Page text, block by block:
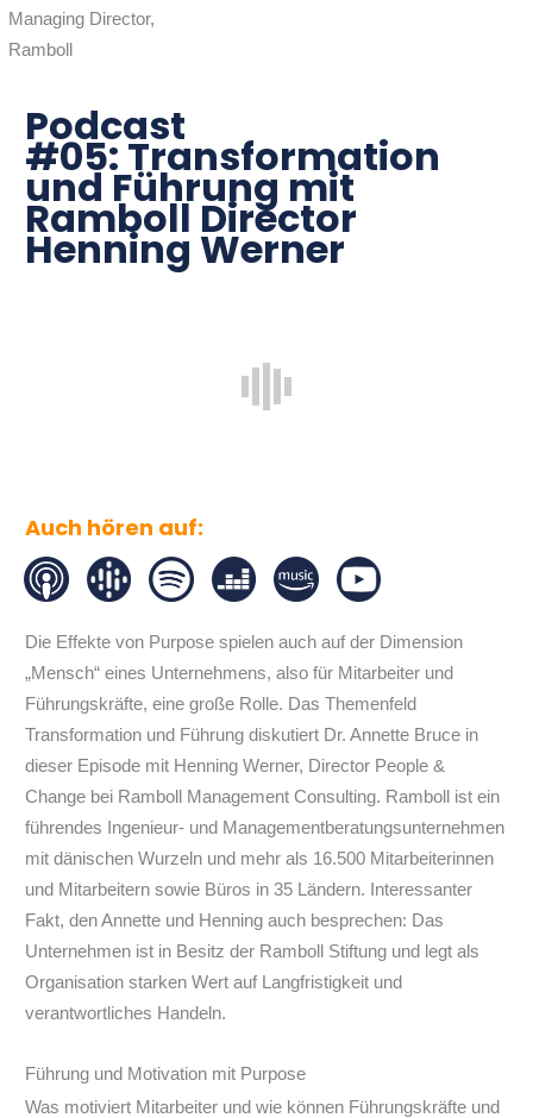
Managing Director,
Ramboll
Podcast
#05:Transformation
und Führung mit
Ramboll Director
Henning Werner
Auch hören auf:
Die Effekte von Purpose spielen auch auf der Dimension
„Mensch“ eines Unternehmens, also für Mitarbeiter und
Führungskräfte, eine große Rolle. Das Themenfeld
Transformation und Führung diskutiert Dr. Annette Bruce in
dieser Episode mit Henning Werner, Director People &
Change bei Ramboll Management Consulting. Ramboll ist ein
führendes Ingenieur- und Managementberatungsunternehmen
mit dänischen Wurzeln und mehr als 16.500 Mitarbeiterinnen
und Mitarbeitern sowie Büros in 35 Ländern. Interessanter
Fakt, den Annette und Henning auch besprechen: Das
Unternehmen ist in Besitz der Ramboll Stiftung und legt als
Organisation starken Wert auf Langfristigkeit und
verantwortliches Handeln.
Führung und Motivation mit Purpose
Was motiviert Mitarbeiter und wie können Führungskräfte und